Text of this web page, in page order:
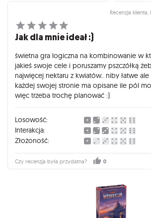
Recenzja
Jak dla mnie ideał :)
świetna gra logiczna na kombinowanie w
jakieś swoje cele i poruszamy pszczółką
najwięcej nektaru z kwiatów.. niby łatwe ale
każdej swojej stronie ma opisane ile pól
więc trzeba trochę planować :)
Losowość:
Interakcja:
Złożoność:
Czy recenzja była przydatna? 0